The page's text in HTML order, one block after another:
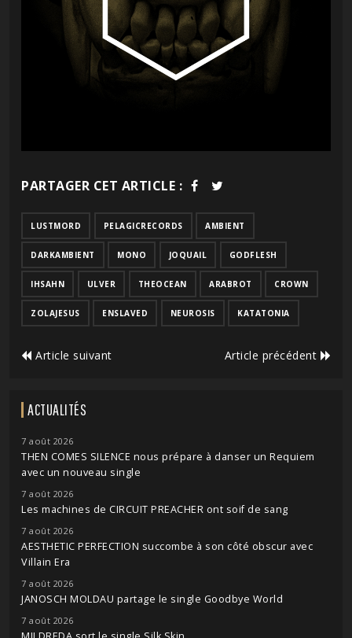
PARTAGER CET ARTICLE :
LUSTMORD PELAGICRECORDS AMBIENT
DARKAMBIENT MONO JOQUAIL GODFLESH
IHSAHN ULVER THEOCEAN ARABROT CROWN
ZOLAJESUS ENSLAVED NEUROSIS KATATONIA
Article suivant Article précédent
ACTUALITÉS
7 août 2026
THEN COMES SILENCE nous prépare à danser un Requiem
avec un nouveau single
7 août 2026
Les machines de CIRCUIT PREACHER ont soif de sang
7 août 2026
AESTHETIC PERFECTION succombe à son côté obscur avec
Villain Era
7 août 2026
JANOSCH MOLDAU partage le single Goodbye World
7 août 2026